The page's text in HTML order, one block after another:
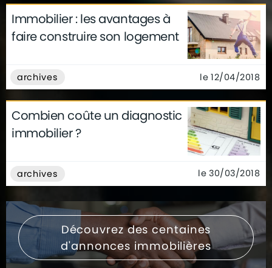
Immobilier : les avantages à
faire construire son logement
archives le 12/04/2018
Combien coûte un diagnostic
immobilier ?
archives le 30/03/2018
Découvrez des centaines
d'annonces immobilières